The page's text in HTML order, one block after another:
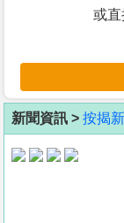
客
地
產
或直
新聞資訊 > 按揭